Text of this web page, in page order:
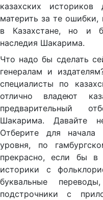
казахских
материть за те ошибки,
в Казахстане, но и
наследия Шакарима.
Что надо бы сделать
генералам и
специалисты по
отлично владеют
предварительный
Шакарима. Давайте
Отберите для
уровня, по
прекрасно, если бы в
историки с
буквальные
подстрочники с